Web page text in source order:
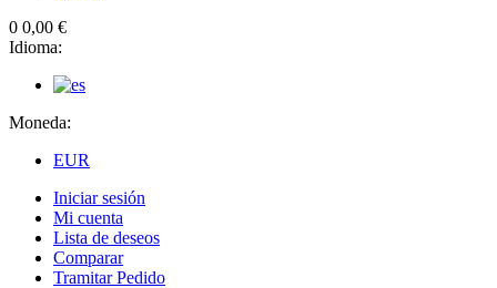
0 0,00 €
Idioma:
Moneda:
EUR
Iniciar sesión
Mi cuenta
Lista de deseos
Comparar
Tramitar Pedido